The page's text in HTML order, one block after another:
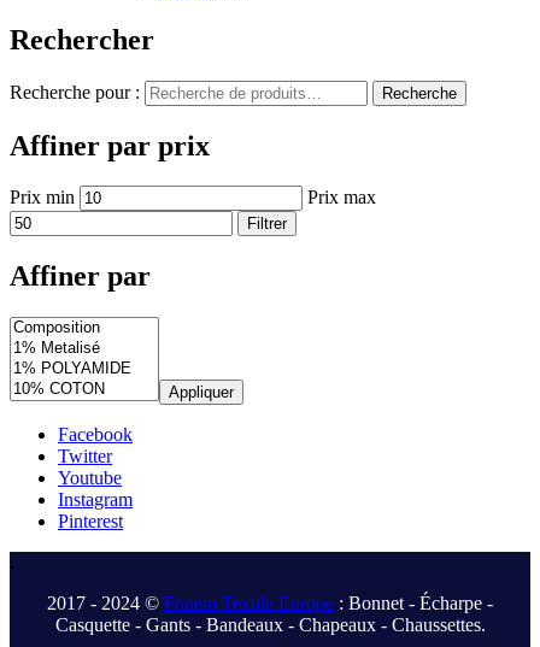
Rechercher
Recherche pour : Recherche
Affiner par prix
Prix min Prix max
Filtrer
Affiner par
Appliquer
Facebook
Twitter
Youtube
Instagram
Pinterest
.
2017 - 2024 © Fonem Textile Europe : Bonnet - Écharpe -
Casquette - Gants - Bandeaux - Chapeaux - Chaussettes.